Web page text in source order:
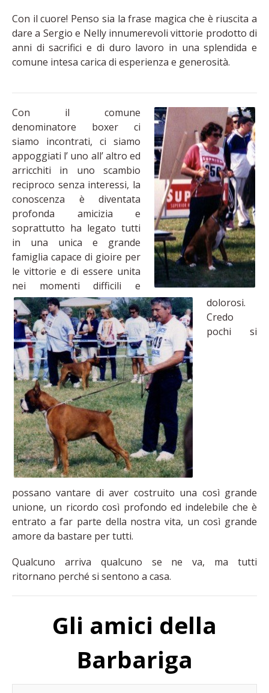
Con il cuore! Penso sia la frase magica che è riuscita a
dare a Sergio e Nelly innumerevoli vittorie prodotto di
anni di sacrifici e di duro lavoro in una splendida e
comune intesa carica di esperienza e generosità.
Con il comune
denominatore boxer ci
siamo incontrati, ci siamo
appoggiati l’ uno all’ altro ed
arricchiti in uno scambio
reciproco senza interessi, la
conoscenza è diventata
profonda amicizia e
soprattutto ha legato tutti
in una unica e grande
famiglia capace di gioire per
le vittorie e di essere unita
nei momenti difficili e
dolorosi.
Credo
pochi si
possano vantare di aver costruito una così grande
unione, un ricordo così profondo ed indelebile che è
entrato a far parte della nostra vita, un così grande
amore da bastare per tutti.
Qualcuno arriva qualcuno se ne va, ma tutti
ritornano perché si sentono a casa.
Gli amici della
Barbariga